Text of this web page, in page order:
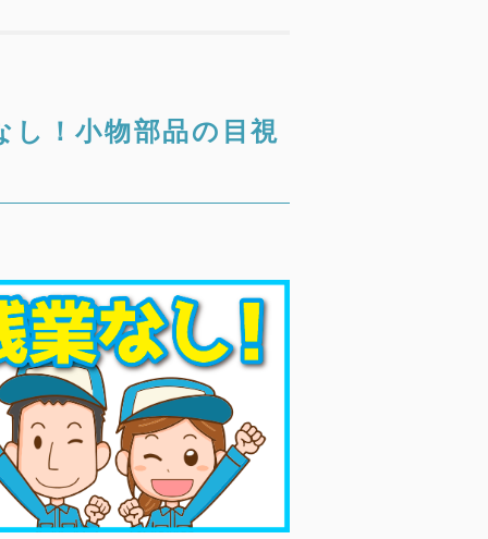
し！小物部品の目視